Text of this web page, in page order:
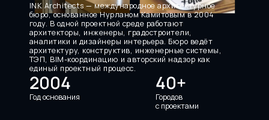
INK Architects — международное архитектурное
бюро, основанное Нурланом Камитовым в 2004
году. В одной проектной среде работают
архитекторы, инженеры, градостроители,
аналитики и дизайнеры интерьера. Бюро ведёт
архитектуру, конструктив, инженерные системы,
ТЭП, BIM-координацию и авторский надзор как
единый проектный процесс.
2004
Год основания
40+
Городов
с проектами